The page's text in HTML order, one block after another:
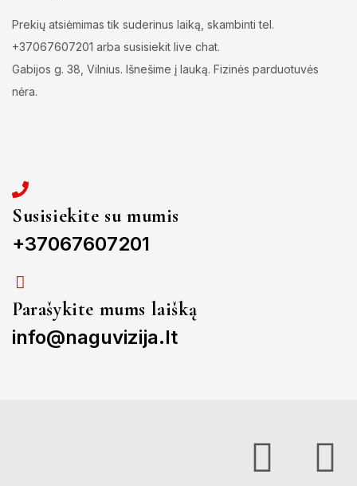
Prekių atsiėmimas tik suderinus laiką, skambinti tel.
+37067607201 arba susisiekit live chat.
Gabijos g. 38, Vilnius. Išnešime į lauką. Fizinės parduotuvės
nėra.
Susisiekite su mumis
+37067607201
Parašykite mums laišką
info@naguvizija.lt